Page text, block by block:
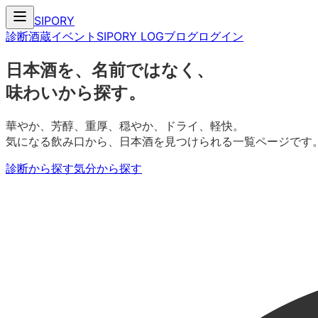
SIPORY
診断酒蔵イベント SIPORY LOGブログログイン
日本酒を、名前ではなく、
味わいから探す。
華やか、芳醇、重厚、穏やか、ドライ、軽快。
気になる飲み口から、日本酒を見つけられる一覧ページです
診断から探す気分から探す